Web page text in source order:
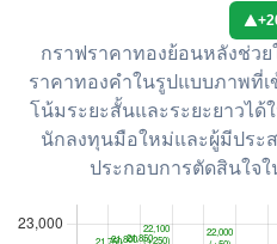
+
กราฟราคาทองย้อนหลังช่วย
ราคาทองคำในรูปแบบภาพที่เ
โน้มระยะสั้นและระยะยาวได้
นักลงทุนมือใหม่และผู้มีประ
ประกอบการตัดสินใจ